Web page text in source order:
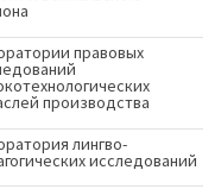
правовых
производства
лингво-
исследований